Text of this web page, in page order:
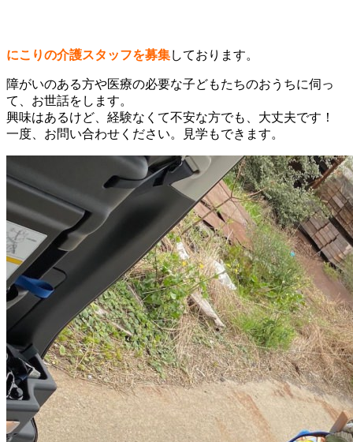
にこりの介護スタッフを募集しております。
障がいのある方や医療の必要な子どもたちのおうちに伺っ
て、お世話をします。
興味はあるけど、経験なくて不安な方でも、大丈夫です！
一度、お問い合わせください。見学もできます。